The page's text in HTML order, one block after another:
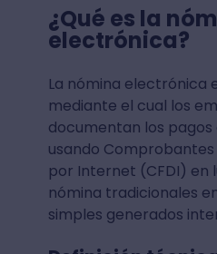
¿Qué es la
electrónica?
La nómina electrónica
mediante el cual los
documentan los
usando Comprobantes
por Internet (CFDI) en
nómina tradicionales
simples generados